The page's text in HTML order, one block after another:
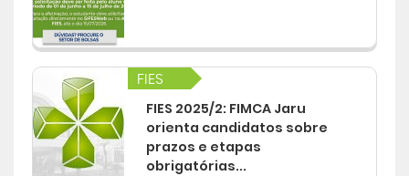
Cursos dePós e Extensão
Cursos de
Clínicas de Atendimento
FIES
FIES 2025/2: FIMCA Jaru
orienta candidatos sobre
prazos e etapas
obrigatórias...